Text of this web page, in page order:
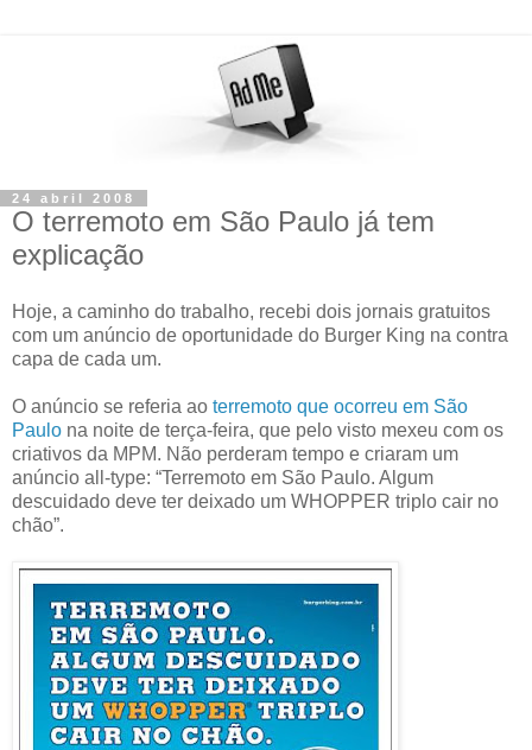
24 abril 2008
O terremoto em São Paulo já tem
explicação
Hoje, a caminho do trabalho, recebi dois jornais gratuitos
com um anúncio de oportunidade do Burger King na contra
capa de cada um.
O anúncio se referia ao terremoto que ocorreu em São
Paulo na noite de terça-feira, que pelo visto mexeu com os
criativos da MPM. Não perderam tempo e criaram um
anúncio all-type: “Terremoto em São Paulo. Algum
descuidado deve ter deixado um WHOPPER triplo cair no
chão”.